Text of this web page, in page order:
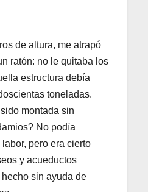
de altura, me atrapó
ratón: no le quitaba los
estructura debía
toneladas.
montada sin
No podía
pero era cierto
y acueductos
sin ayuda de